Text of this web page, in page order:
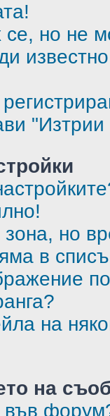
но не
"Изтрии
но
в
на
на
във